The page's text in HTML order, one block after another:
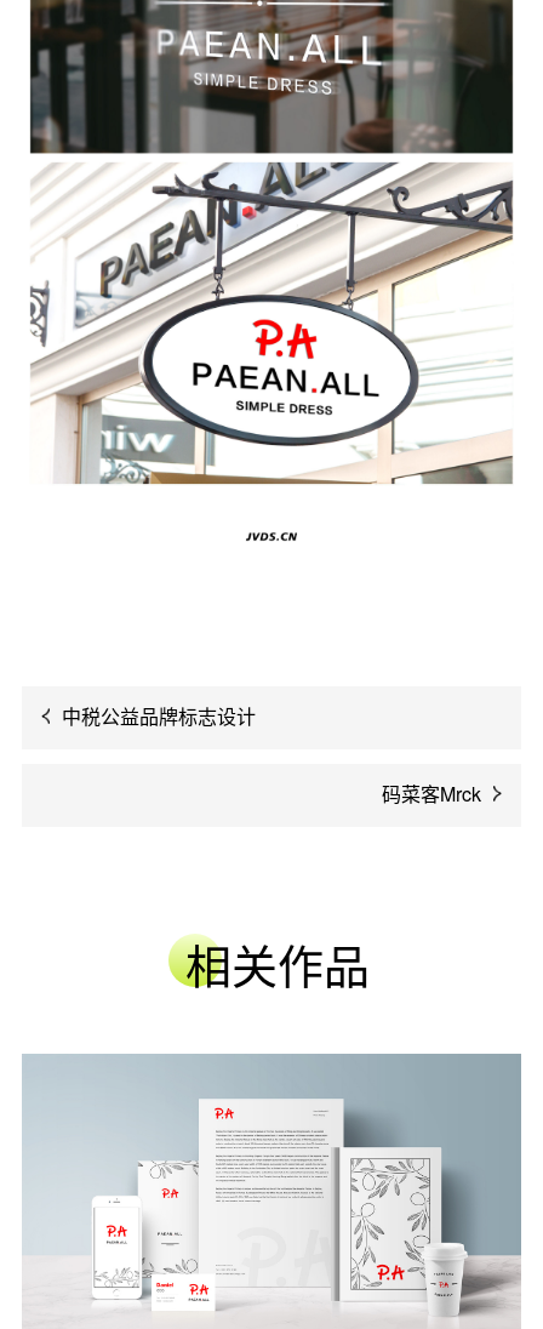
中税公益品牌标志设计
码菜客Mrck
相关作品